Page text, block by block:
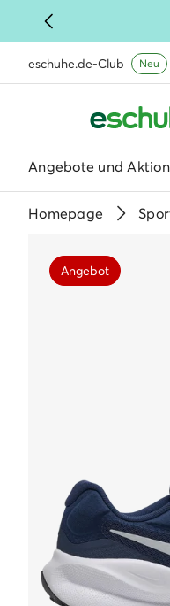
eschuhe.de-Club Neu
Angebote und
Homepage
Angebot